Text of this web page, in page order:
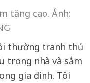
tăng cao. Ảnh:
thường tranh thủ
trong nhà và sắm
gia đình. Tôi